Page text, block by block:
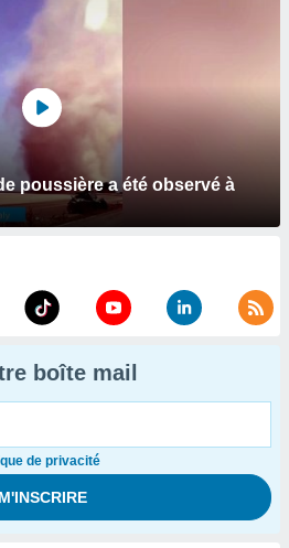
poussière a été observé à
boîte mail
de privacité